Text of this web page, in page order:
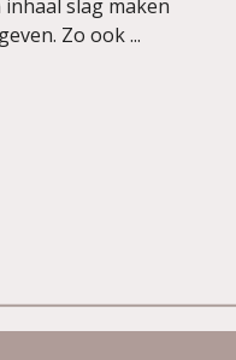
slag maken
Zo ook ...